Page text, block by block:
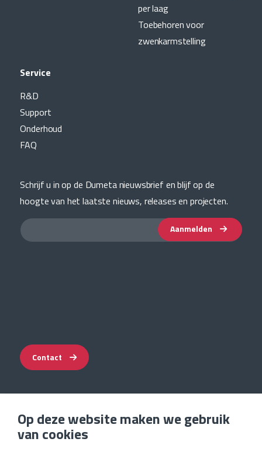
per laag
Toebehoren voor
zwenkarmstelling
Service
R&D
Support
Onderhoud
FAQ
Schrijf u in op de Dumeta nieuwsbrief en blijf op de
hoogte van het laatste nieuws, releases en projecten.
Aanmelden
Contact
Impressum
Op deze website maken we gebruik
van cookies